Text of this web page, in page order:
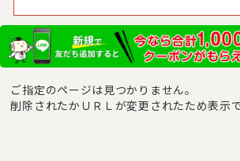
ご指定のページは見つかりません。
削除されたかＵＲＬが変更されたため表示